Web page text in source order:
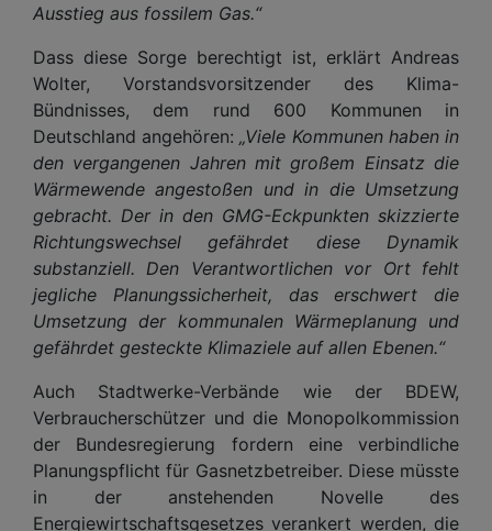
Ausstieg aus fossilem Gas.“
Dass diese Sorge berechtigt ist, erklärt Andreas
Wolter, Vorstandsvorsitzender des Klima-
Bündnisses, dem rund 600 Kommunen in
Deutschland angehören: „Viele Kommunen haben in
den vergangenen Jahren mit großem Einsatz die
Wärmewende angestoßen und in die Umsetzung
gebracht. Der in den GMG-Eckpunkten skizzierte
Richtungswechsel gefährdet diese Dynamik
substanziell. Den Verantwortlichen vor Ort fehlt
jegliche Planungssicherheit, das erschwert die
Umsetzung der kommunalen Wärmeplanung und
gefährdet gesteckte Klimaziele auf allen Ebenen.“
Auch Stadtwerke-Verbände wie der BDEW,
Verbraucherschützer und die Monopolkommission
der Bundesregierung fordern eine verbindliche
Planungspflicht für Gasnetzbetreiber. Diese müsste
in der anstehenden Novelle des
Energiewirtschaftsgesetzes verankert werden, die